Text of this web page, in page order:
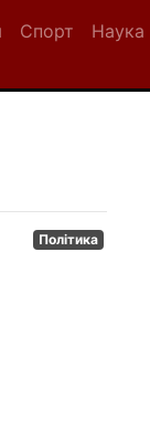
Спорт Наука
Політика